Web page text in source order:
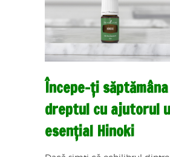
Începe-ți
dreptul cu ajutorul
esențial Hinoki